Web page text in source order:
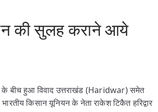
की सुलह कराने आये
के बीच हुआ विवाद उत्तराखंड (Haridwar) समेत
किसान यूनियन के नेता राकेश टिकैत हरिद्वार